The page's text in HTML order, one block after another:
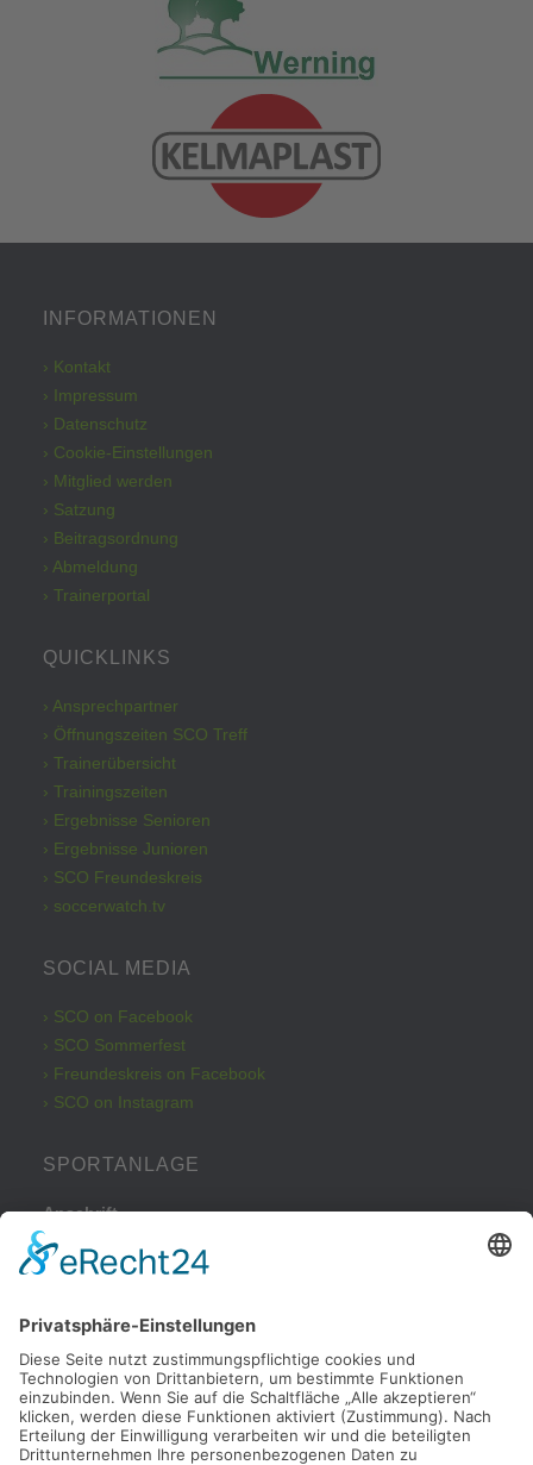
INFORMATIONEN
› Kontakt
› Impressum
› Datenschutz
› Cookie-Einstellungen
› Mitglied werden
› Satzung
› Beitragsordnung
› Abmeldung
› Trainerportal
QUICKLINKS
› Ansprechpartner
› Öffnungszeiten SCO Treff
› Trainerübersicht
› Trainingszeiten
› Ergebnisse Senioren
› Ergebnisse Junioren
› SCO Freundeskreis
› soccerwatch.tv
SOCIAL MEDIA
› SCO on Facebook
› SCO Sommerfest
› Freundeskreis on Facebook
› SCO on Instagram
SPORTANLAGE
Anschrift
Kleinbeckstraße 43
45549 Sprockhövel
Telefon
Tel.: 02324 / 79082
Parkplatz
Nachdem Sie von der Haßlinghauser Straße in die